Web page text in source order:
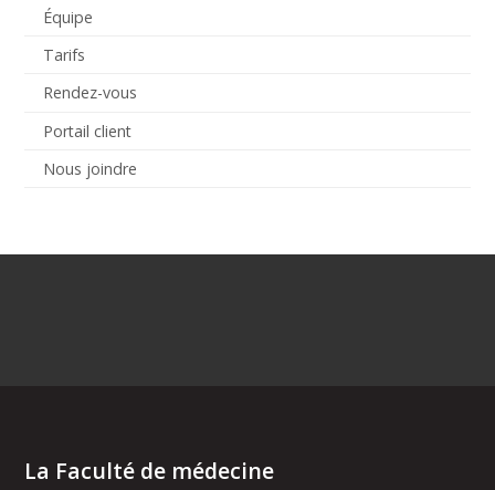
Équipe
Tarifs
Rendez-vous
Portail client
Nous joindre
La Faculté de médecine